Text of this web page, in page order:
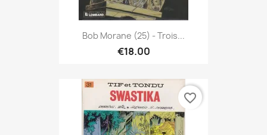
Bob Morane (25) - Trois...
€18.00
favorite_border